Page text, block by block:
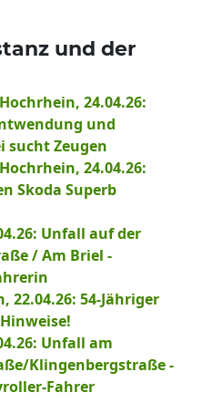
und der
24.04.26:
und
sucht Zeugen
24.04.26:
Skoda Superb
Unfall auf der
/ Am Briel -
22.04.26: 54-Jähriger
Unfall am
Klingenbergstraße -
Fahrer